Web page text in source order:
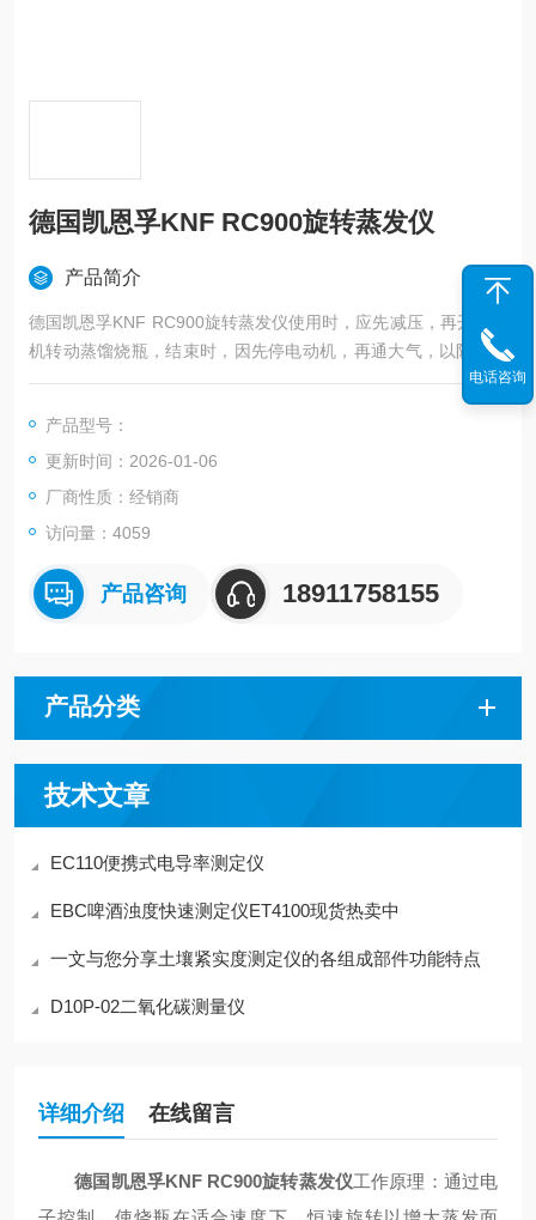
德国凯恩孚KNF RC900旋转蒸发仪
产品简介
德国凯恩孚KNF RC900旋转蒸发仪使用时，应先减压，再开动电
机转动蒸馏烧瓶，结束时，因先停电动机，再通大气，以防蒸馏
烧瓶在转动中脱落。德国凯恩孚旋转蒸发仪供
产品型号：
更新时间：2026-01-06
厂商性质：经销商
访问量：4059
产品咨询 18911758155
产品分类
技术文章
EC110便携式电导率测定仪
EBC啤酒浊度快速测定仪ET4100现货热卖中
一文与您分享土壤紧实度测定仪的各组成部件功能特点
D10P-02二氧化碳测量仪
详细介绍 在线留言
德国凯恩孚KNF RC900旋转蒸发仪工作原理：通过电
电话咨询